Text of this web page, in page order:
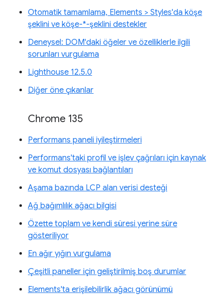
Otomatik tamamlama, Elements > Styles'da köşe
şeklini ve köşe-*-şeklini destekler
Deneysel: DOM'daki öğeler ve özelliklerle ilgili
sorunları vurgulama
Lighthouse 12.5.0
Diğer öne çıkanlar
Chrome 135
Performans paneli iyileştirmeleri
Performans'taki profil ve işlev çağrıları için kaynak
ve komut dosyası bağlantıları
Aşama bazında LCP alan verisi desteği
Ağ bağımlılık ağacı bilgisi
Özette toplam ve kendi süresi yerine süre
gösteriliyor
En ağır yığın vurgulama
Çeşitli paneller için geliştirilmiş boş durumlar
Elements'ta erişilebilirlik ağacı görünümü